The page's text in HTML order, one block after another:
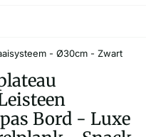
- Ø30cm - Zwart
Bord - Luxe